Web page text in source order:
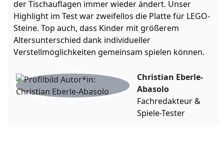
der Tischauflagen immer wieder ändert. Unser
Highlight im Test war zweifellos die Platte für LEGO-
Steine. Top auch, dass Kinder mit größerem
Altersunterschied dank individueller
Verstellmöglichkeiten gemeinsam spielen können.
Christian Eberle-
Abasolo
Fachredakteur &
Spiele-Tester